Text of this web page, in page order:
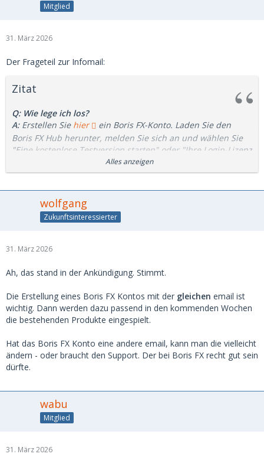
Mitglied
31. März 2026
Der Frageteil zur Infomail:
Zitat
Q: Wie lege ich los?
A:Erstellen Sie hier
ein Boris FX-Konto. Laden Sie den
Boris FX Hub herunter, melden Sie sich an und wählen Sie
"Eine kostenlose Testversion starten" oder "Ihre Login-Lizenz
verwenden". Installieren Sie Vegas Pro und beginnen Sie mit
der Bearbeitung – ohne Aktivierungsschlüssel oder
F: Kann ich Vegas Pro oder Sound Forge kostenlos
ausprobieren?
vollem Zugriff auf alle Funktionen, indem Sie sich
F: Benötige ich einen Aktivierungsschlüssel?
A: Nein. Melden Sie sich einfach an und beginnen Sie mit
der Bearbeitung.
F: Ich habe Vegas Pro, Sound Forge oder Acid Pro von
MAGIX gekauft. Was passiert mit meiner Dauerlizenz?
A:Ihre Lizenz bleibt selbstverständlich gültig. Erstellen Sie
haben. Ihre Lizenz wird automatisch in Ihrem Konto
hinterlegt. Von dort aus können Sie ein Upgrade auf die
neueste Version mit Boris FX Lizenzierung und Support
Team für Sie da
Alles anzeigen
wolfgang
Zukunftsinteressierter
31. März 2026
Ah, das stand in der Ankündigung. Stimmt.
Die Erstellung eines Boris FX Kontos mit der gleichen email ist
wichtig. Dann werden dazu passend in den kommenden Wochen
die bestehenden Produkte eingespielt.
Hat das Boris FX Konto eine andere email, kann man die vielleicht
ändern - oder braucht den Support. Der bei Boris FX recht gut sein
dürfte.
wabu
Mitglied
31. März 2026